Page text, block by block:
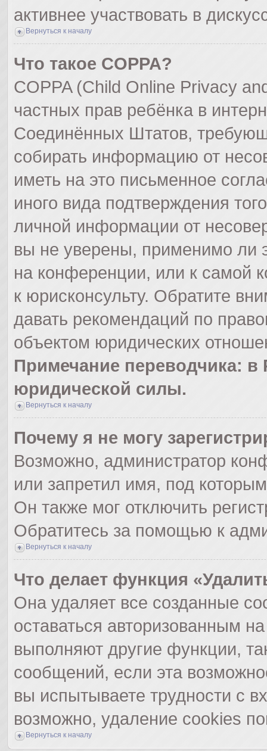
активнее участвовать в
Вернуться к началу
Что такое COPPA?
COPPA (Child Online Privacy
частных прав ребёнка в
Соединённых Штатов,
собирать информацию от
иметь на это письменное
иного вида подтверждения
личной информации от
вы не уверены, применимо ли
на конференции, или к самой
к юрисконсульту. Обратите
давать рекомендаций по
объектом юридических
Примечание переводчика: в
юридической силы.
Вернуться к началу
Почему я не могу
Возможно, администратор
или запретил имя, под
Он также мог отключить
Обратитесь за помощью к
Вернуться к началу
Что делает функция
Она удаляет все созданные
оставаться авторизованным
выполняют другие функции,
сообщений, если эта
вы испытываете трудности с
возможно, удаление cookies
Вернуться к началу